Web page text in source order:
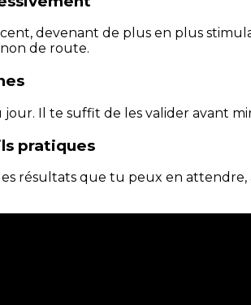
devenant de plus en plus
de route.
jour. Il te suffit de les valider avant
pratiques
résultats que tu peux en